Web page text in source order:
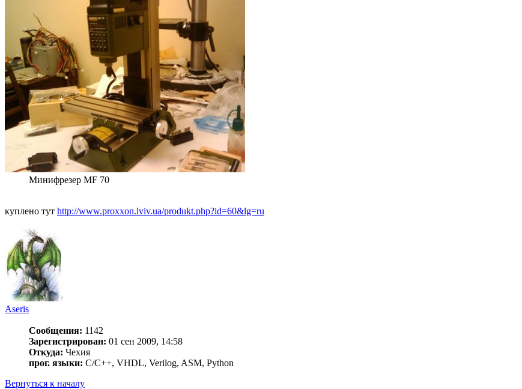
Минифрезер MF 70
куплено тут http://www.proxxon.lviv.ua/produkt.php?id=60&lg=ru
Aseris
Сообщения: 1142
Зарегистрирован: 01 сен 2009, 14:58
Откуда: Чехия
прог. языки: C/С++, VHDL, Verilog, ASM, Python
Вернуться к началу